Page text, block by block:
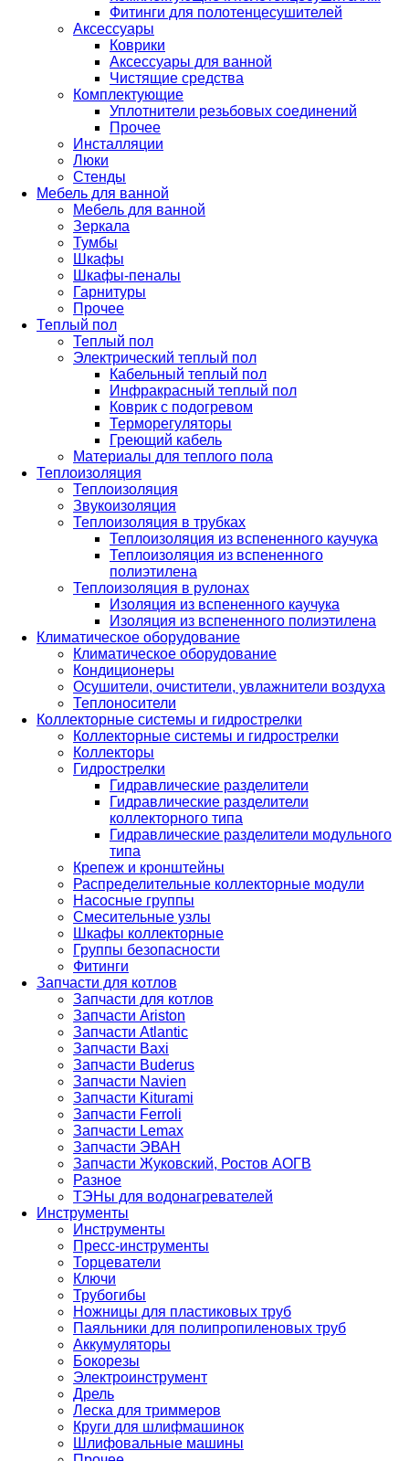
Фитинги для полотенцесушителей
Аксессуары
Коврики
Аксессуары для ванной
Чистящие средства
Комплектующие
Уплотнители резьбовых соединений
Прочее
Инсталляции
Люки
Стенды
Мебель для ванной
Мебель для ванной
Зеркала
Тумбы
Шкафы
Шкафы-пеналы
Гарнитуры
Прочее
Теплый пол
Теплый пол
Электрический теплый пол
Кабельный теплый пол
Инфракрасный теплый пол
Коврик с подогревом
Терморегуляторы
Греющий кабель
Материалы для теплого пола
Теплоизоляция
Теплоизоляция
Звукоизоляция
Теплоизоляция в трубках
Теплоизоляция из вспененного каучука
Теплоизоляция из вспененного
полиэтилена
Теплоизоляция в рулонах
Изоляция из вспененного каучука
Изоляция из вспененного полиэтилена
Климатическое оборудование
Климатическое оборудование
Кондиционеры
Осушители, очистители, увлажнители воздуха
Теплоносители
Коллекторные системы и гидрострелки
Коллекторные системы и гидрострелки
Коллекторы
Гидрострелки
Гидравлические разделители
Гидравлические разделители
коллекторного типа
Гидравлические разделители модульного
типа
Крепеж и кронштейны
Распределительные коллекторные модули
Насосные группы
Смесительные узлы
Шкафы коллекторные
Группы безопасности
Фитинги
Запчасти для котлов
Запчасти для котлов
Запчасти Ariston
Запчасти Atlantic
Запчасти Baxi
Запчасти Buderus
Запчасти Navien
Запчасти Kiturami
Запчасти Ferroli
Запчасти Lemax
Запчасти ЭВАН
Запчасти Жуковский, Ростов АОГВ
Разное
ТЭНы для водонагревателей
Инструменты
Инструменты
Пресс-инструменты
Торцеватели
Ключи
Трубогибы
Ножницы для пластиковых труб
Паяльники для полипропиленовых труб
Аккумуляторы
Бокорезы
Электроинструмент
Дрель
Леска для триммеров
Круги для шлифмашинок
Шлифовальные машины